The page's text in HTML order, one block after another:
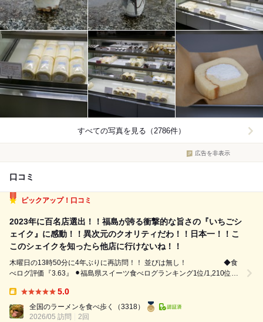
すべての写真を見る（2786件）
広告を非表示
口コミ
ピックアップ！口コミ
2023年に百名店選出！！福島が誇る衝撃的な旨さの『いちごシ
ェイク』に感動！！異次元のクオリティだわ！！日本一！！こ
このシェイクを知ったら他店に行けないね！！
木曜日の13時50分に4年ぶりに再訪問！！ 並びは無し！ ◆食
べログ評価『3.63』 ⚫︎福島県スイーツ食べログランキング1位/1,210位
値高まるね！ ◆注文...
5.0
全国のラーメンを食べ歩く
（3318）
2026/05 訪問
2回